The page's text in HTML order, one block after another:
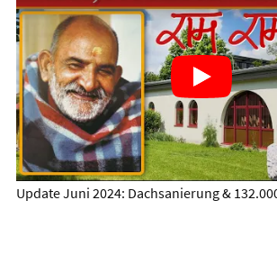
Update Juni 2024: Dachsanierung &